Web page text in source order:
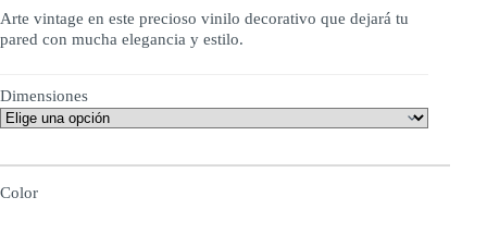
Arte vintage en este precioso vinilo decorativo que dejará tu
pared con mucha elegancia y estilo.
Dimensiones
Color